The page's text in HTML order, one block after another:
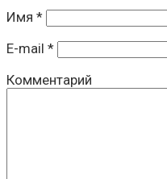
Имя *
E-mail *
Комментарий